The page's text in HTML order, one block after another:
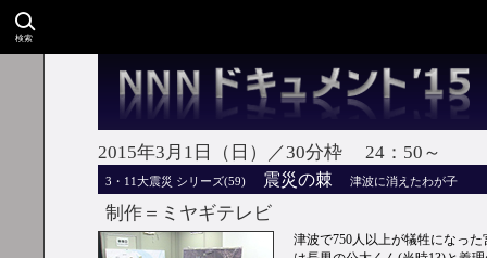
検索
2015年3月1日（日）／30分枠 24：50～
3・11大震災 シリーズ(59) 震災の棘 津波に消えたわが子
制作＝ミヤギテレビ
津波で750人以上が犠牲になっ